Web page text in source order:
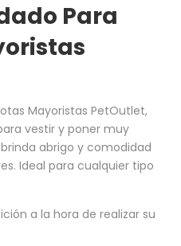
Para
Mayoristas PetOutlet,
vestir y poner muy
abrigo y comodidad
Ideal para cualquier tipo
a la hora de realizar su